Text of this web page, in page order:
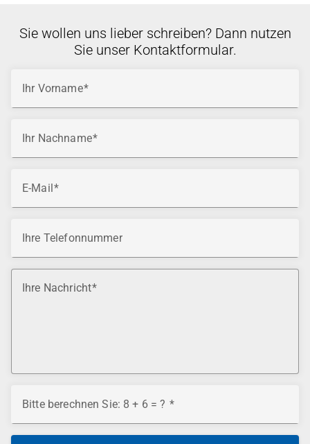
Sie wollen uns lieber schreiben? Dann nutzen
Sie unser Kontaktformular.
Ihr Vorname
Ihr Nachname
E-Mail
Ihre Telefonnummer
Ihre Nachricht
Bitte berechnen Sie: 8 + 6 = ?